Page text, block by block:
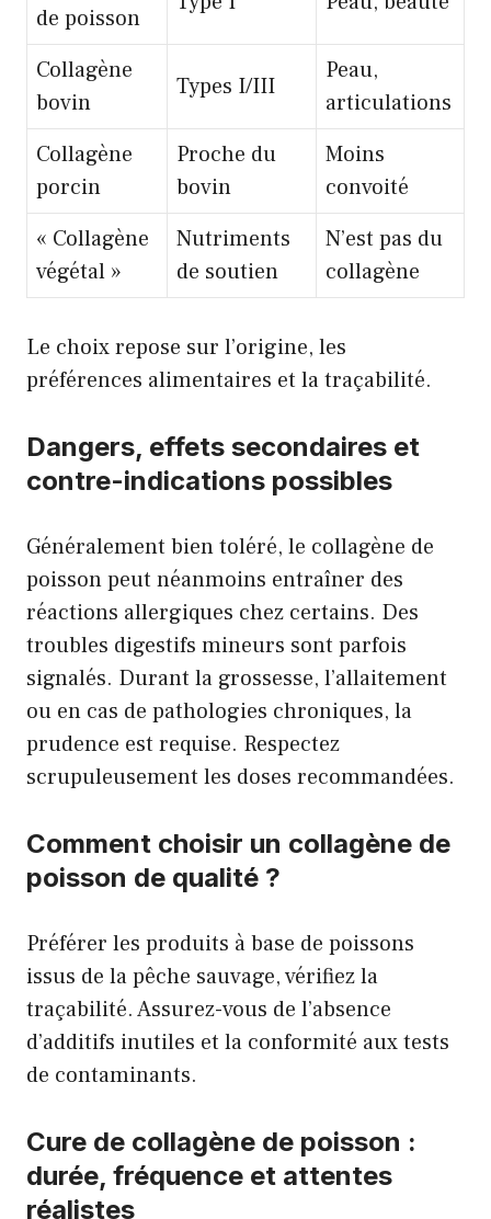
de poisson
Collagène
bovin
Types I/III
Peau,
articulations
Collagène
porcin
Proche du
bovin
Moins
convoité
« Collagène
végétal »
Nutriments
de soutien
N’est pas du
collagène
Le choix repose sur l’origine, les
préférences alimentaires et la traçabilité.
Dangers, effets secondaires et
contre-indications possibles
Généralement bien toléré, le collagène de
poisson peut néanmoins entraîner des
réactions allergiques chez certains. Des
troubles digestifs mineurs sont parfois
signalés. Durant la grossesse, l’allaitement
ou en cas de pathologies chroniques, la
prudence est requise. Respectez
scrupuleusement les doses recommandées.
Comment choisir un collagène de
poisson de qualité ?
Préférer les produits à base de poissons
issus de la pêche sauvage, vérifiez la
traçabilité. Assurez-vous de l’absence
d’additifs inutiles et la conformité aux tests
de contaminants.
Cure de collagène de poisson :
durée, fréquence et attentes
réalistes